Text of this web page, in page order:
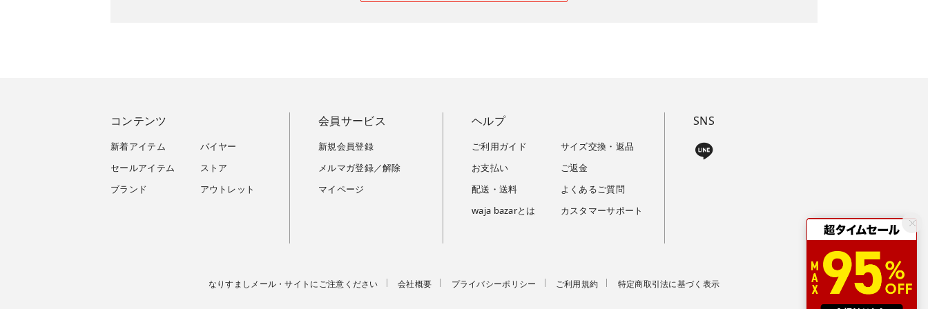
コンテンツ
新着アイテム
セールアイテム
ブランド
バイヤー
ストア
アウトレット
会員サービス
新規会員登録
メルマガ登録／解除
マイページ
ヘルプ
ご利用ガイド
お支払い
配送・送料
waja bazarとは
サイズ交換・返品
ご返金
よくあるご質問
カスタマーサポート
SNS
なりすましメール・サイトにご注意ください 会社概要 プライバシーポリシー ご利用規約 特定商取引法に基づく表示